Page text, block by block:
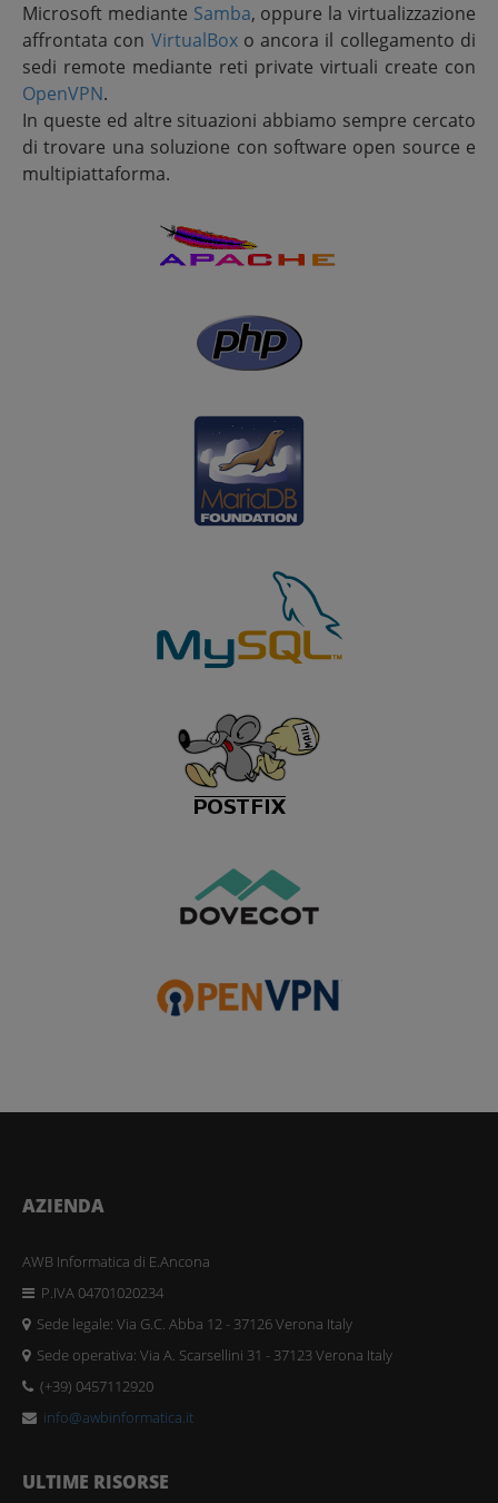
Microsoft mediante Samba, oppure la virtualizzazione
affrontata con VirtualBoxo ancora il collegamento di
sedi remote mediante reti private virtuali create con
OpenVPN.
In queste ed altre situazioni abbiamo sempre cercato
di trovare una soluzione con software open source e
multipiattaforma.
AZIENDA
AWB Informatica di E.Ancona
P.IVA 04701020234
Sede legale: Via G.C. Abba 12 - 37126 Verona Italy
Sede operativa: Via A. Scarsellini 31 - 37123 Verona Italy
(+39) 0457112920
info@awbinformatica.it
ULTIME RISORSE